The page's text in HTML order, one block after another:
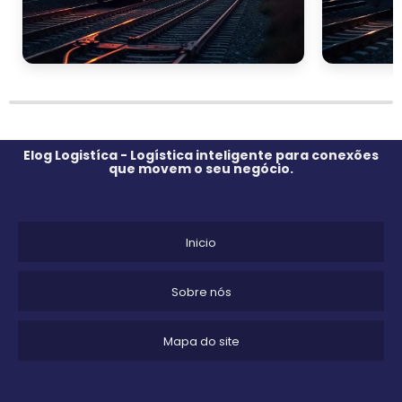
Em comparação com o transporte rodoviário, o ferroviário
apresentamenor custo por tonelada transportada,
especialmente em trajetos de longa distância. Além disso,
condições climáticas adversas, o que garantemaior
transporte rodoviário oferecemaior flexibilidadee
capilaridade, sendo mais adequado para entregas em áreas
urbanas ou de difícil acesso ferroviário.
alternativa viável para o transporte intermodal, conectando
intercontinentais, pode sermais lento
Elog Logistíca - Logística inteligente para conexões
que movem o seu negócio.
Inicio
Sobre nós
Mapa do site